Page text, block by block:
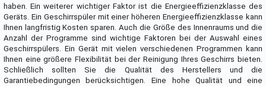
haben. Ein weiterer wichtiger Faktor ist die Energieeffizienzklasse des
Geräts. Ein Geschirrspüler mit einer höheren Energieeffizienzklasse kann
Ihnen langfristig Kosten sparen. Auch die Größe des Innenraums und die
Anzahl der Programme sind wichtige Faktoren bei der Auswahl eines
Geschirrspülers. Ein Gerät mit vielen verschiedenen Programmen kann
Ihnen eine größere Flexibilität bei der Reinigung Ihres Geschirrs bieten.
Schließlich sollten Sie die Qualität des Herstellers und die
Garantiebedingungen berücksichtigen. Eine hohe Qualität und eine